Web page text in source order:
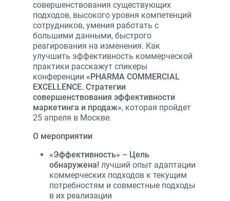
совершенствования существующих
подходов, высокого уровня компетенций
сотрудников, умения работать с
большими данными, быстрого
реагирования на изменения. Как
улучшить эффективность коммерческой
практики расскажут спикеры
конференции «PHARMA COMMERCIAL
EXCELLENCE. Стратегии
совершенствования эффективности
маркетинга и продаж», которая пройдет
25 апреля в Москве.
О мероприятии
«Эффективность» – Цель
обнаружена! лучший опыт адаптации
коммерческих подходов к текущим
потребностям и совместные подходы
в их реализации